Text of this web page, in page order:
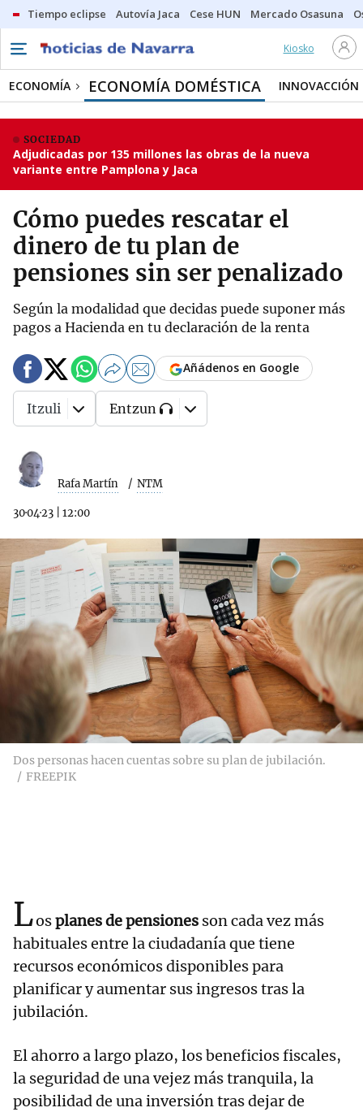
Tiempo eclipse Autovía Jaca Cese HUN Mercado Osasuna
Kiosko
ECONOMÍA ECONOMÍA DOMÉSTICA INNOVACCIÓN
SOCIEDAD
Adjudicadas por 135 millones las obras de la nueva
variante entre Pamplona y Jaca
Cómo puedes rescatar el
dinero de tu plan de
pensiones sin ser penalizado
Según la modalidad que decidas puede suponer más
pagos a Hacienda en tu declaración de la renta
Rafa Martín NTM
30·04·23 12:00
Añádenos en Google
Itzuli Entzun
Dos personas hacen cuentas sobre su plan de jubilación.
FREEPIK
Losplanes de pensiones son cada vez más
habituales entre la ciudadanía que tiene
recursos económicos disponibles para
planificar y aumentar sus ingresos tras la
jubilación.
El ahorro a largo plazo, los beneficios fiscales,
la seguridad de una vejez más tranquila, la
posibilidad de una inversión tras dejar de